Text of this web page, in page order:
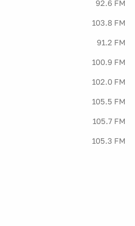
92.6 FM
103.8 FM
91.2 FM
100.9 FM
102.0 FM
105.5 FM
105.7 FM
105.3 FM